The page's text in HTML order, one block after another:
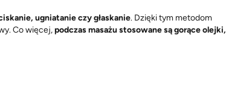
ugniatanie czy głaskanie. Dzięki tym metodom
Co więcej,podczas masażu stosowane są gorące olejki,